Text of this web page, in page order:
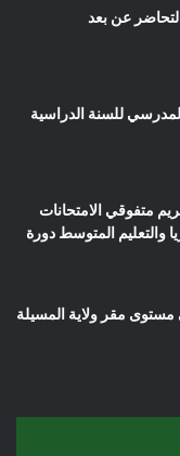
عن بعد
للسنة الدراسية
متفوقي الامتحانات
والتعليم المتوسط دورة
مستوى مقر ولاية المسيلة